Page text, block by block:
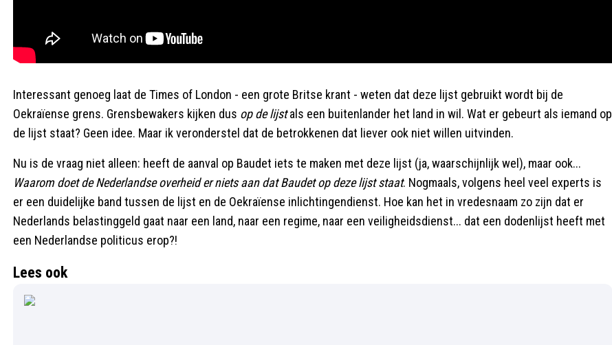
Interessant genoeg laat de Times of London - een grote Britse krant - weten dat deze lijst gebruikt wordt bij de
Oekraïense grens. Grensbewakers kijken dus op de lijstals een buitenlander het land in wil. Wat er gebeurt als iemand op
de lijst staat? Geen idee. Maar ik veronderstel dat de betrokkenen dat liever ook niet willen uitvinden.
Nu is de vraag niet alleen: heeft de aanval op Baudet iets te maken met deze lijst (ja, waarschijnlijk wel), maar ook...
Waarom doet de Nederlandse overheid er niets aan dat Baudet op deze lijst staat. Nogmaals, volgens heel veel experts is
er een duidelijke band tussen de lijst en de Oekraïense inlichtingendienst. Hoe kan het in vredesnaam zo zijn dat er
Nederlands belastinggeld gaat naar een land, naar een regime, naar een veiligheidsdienst... dat een dodenlijst heeft met
een Nederlandse politicus erop?!
Lees ook